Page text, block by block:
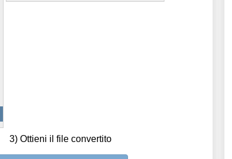
3) Ottieni il file convertito